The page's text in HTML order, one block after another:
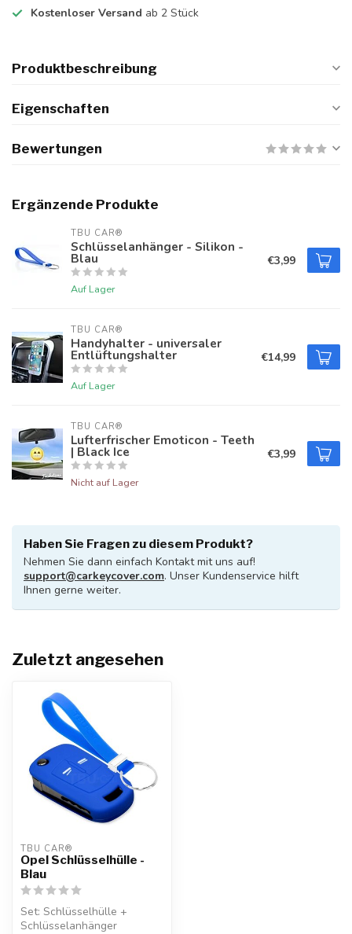
Kostenloser Versand ab 2 Stück
Produktbeschreibung
Eigenschaften
Bewertungen
Ergänzende Produkte
TBU CAR®
Schlüsselanhänger - Silikon -
Blau
Auf Lager
€3,99
TBU CAR®
Handyhalter - universaler
Entlüftungshalter
Auf Lager
€14,99
TBU CAR®
Lufterfrischer Emoticon - Teeth
| Black Ice
Nicht auf Lager
€3,99
Haben Sie Fragen zu diesem Produkt?
Nehmen Sie dann einfach Kontakt mit uns auf!
support@carkeycover.com. Unser Kundenservice hilft
Ihnen gerne weiter.
Zuletzt angesehen
TBU CAR®
Opel Schlüsselhülle -
Blau
Set: Schlüsselhülle +
Schlüsselanhänger